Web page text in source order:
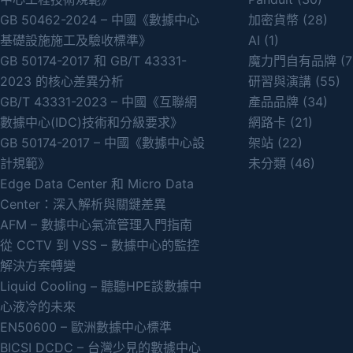
GB 50462-2024 – 中國《數據中心
基礎設施施工及驗收標準》
GB 50174-2017 和 GB/T 43331-
2023 的核心差異分析
GB/T 43331-2023 – 中國《互聯網
數據中心(IDC)技術和分級要求》
GB 50174-2017 – 中國《數據中心設
計規範》
Edge Data Center 和 Micro Data
Center：深入解析與關鍵差異
AFM – 數據中心氣流管理入門指南
從 CCTV 到 VSS – 數據中心的監控
解決方案轉變
Liquid Cooling – 聽聽HPE談數據中
心液冷的未來
EN50600 – 歐洲數據中心標準
BICSI DCDC – 台灣少見的數據中心
加密貨幣 (28)
AI (1)
魔力門自有品牌
研習與演講(55)
產品品牌(34)
網路卡 (21)
架站(22)
未分類(46)